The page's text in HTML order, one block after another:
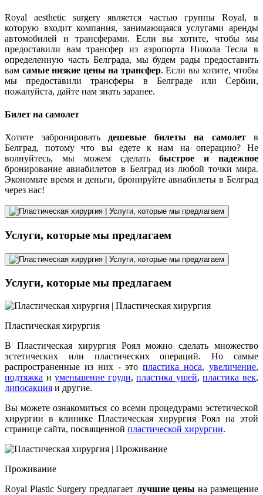
Royal aesthetic surgery является частью группы Royal, в
которую входит компания, занимающаяся услугами аренды
автомобилей и трансферами. Если вы хотите, чтобы мы
предоставили вам трансфер из аэропорта Никола Тесла в
определенную часть Белграда, мы будем рады предоставить
вам самые низкие цены на трансфер. Если вы хотите, чтобы
мы предоставили трансферы в Белграде или Сербии,
пожалуйста, дайте нам знать заранее.
Билет на самолет
Хотите забронировать дешевые билеты на самолетв
Белград, потому что вы едете к нам на операцию? Не
волнуйтесь, мы можем сделатьбыстрое и надежное
бронирование авиабилетов в Белград из любой точки мира.
Экономьте время и деньги, бронируйте авиабилеты в Белград
через нас!
Услуги, которые мы предлагаем
Услуги, которые мы предлагаем
Пластическая хирургия
В Пластическая хирургия Роял можно сделать множество
эстетических или пластических операций. Но самые
распространенные из них - этопластика носа,увеличение,
подтяжка иуменьшение груди,пластика ушей,пластика век,
липосакция и другие.
Вы можете ознакомиться со всеми процедурами эстетической
хирургии в клинике Пластическая хирургия Роял на этой
странице сайта, посвященной пластической хирургии.
Проживание
Royal Plastic Surgery предлагает лучшие цены на размещение